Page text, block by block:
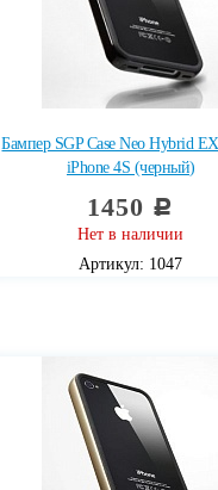
Бампер SGP Case Neo Hybrid
iPhone 4S (черный)
1450 c
Нет в наличии
Артикул: 1047